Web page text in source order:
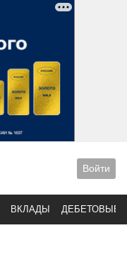
Войти
ВКЛАДЫ ДЕБЕТОВЫЕ